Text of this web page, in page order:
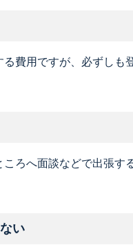
費用ですが、必ずしも
ろへ面談などで出張す
い